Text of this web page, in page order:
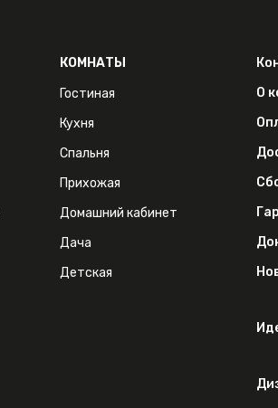
КОМНАТЫ
Гостиная
Кухня
Спальня
Прихожая
Домашний кабинет
Дача
Детская
О